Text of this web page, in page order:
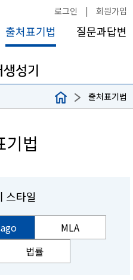
로그인 | 회원가입
출처표기법 질문과답변
출처표기법
기법
스타일
MLA
법률